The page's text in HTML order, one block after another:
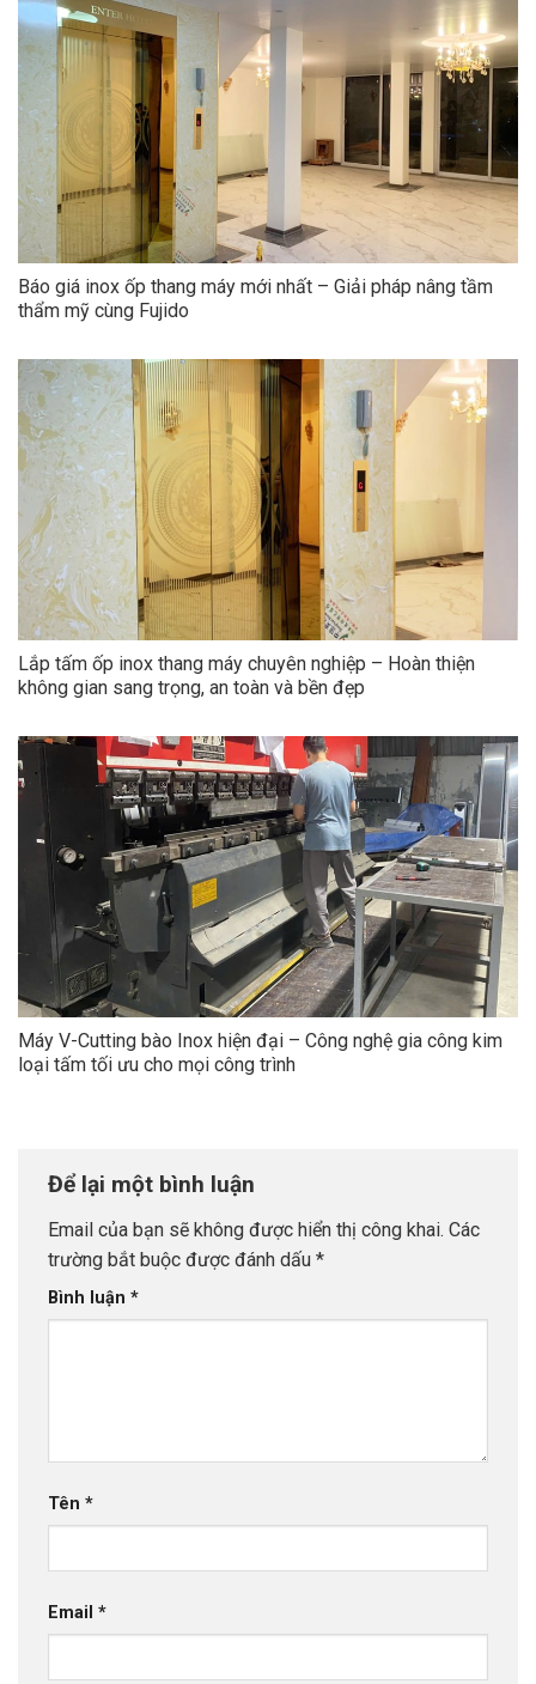
Báo giá inox ốp thang máy mới nhất – Giải pháp nâng tầm
thẩm mỹ cùng Fujido
Lắp tấm ốp inox thang máy chuyên nghiệp – Hoàn thiện
không gian sang trọng, an toàn và bền đẹp
Máy V-Cutting bào Inox hiện đại – Công nghệ gia công kim
loại tấm tối ưu cho mọi công trình
Để lại một bình luận
Email của bạn sẽ không được hiển thị công khai. Các
trường bắt buộc được đánh dấu *
Bình luận *
Tên *
Email *